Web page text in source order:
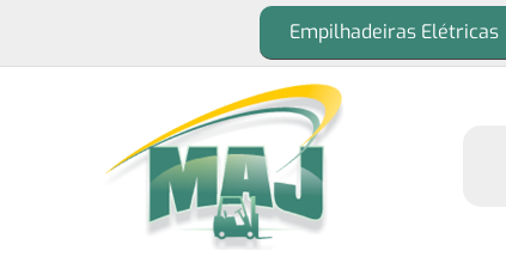
Empilhadeiras Elétricas